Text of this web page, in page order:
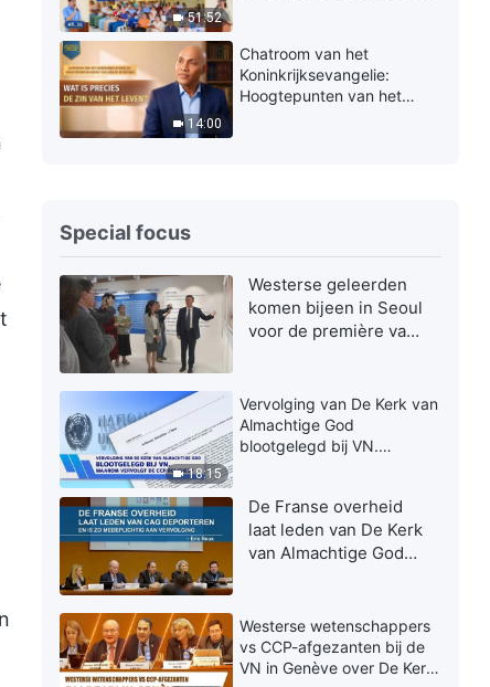
51:52
Eindelijk een weg
gevonden om van zonde
gereinigd te worden
14:00
Chatroom van het
Koninkrijksevangelie:
Hoogtepunten van het
Special focus
Westerse geleerden
komen bijeen in Seoul
voor de première van
Almachtige God
18:15
Vervolging van De Kerk van
Almachtige God
blootgelegd bij VN.
De Franse overheid
laat leden van De Kerk
van Almachtige God
vervolging – Eric Roux
Westerse wetenschappers
vs CCP-afgezanten bij de
VN in Genève over De Kerk